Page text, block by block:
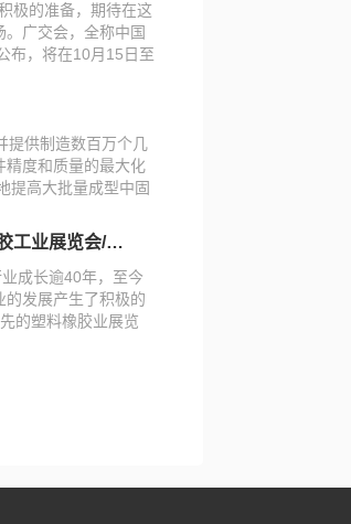
极的准备，期待在这
广交会，全称中国
布，将在10月15日至
提供制造数百万个几
精度和质量的最大化
提高大批量成型中固
2024 国际橡塑展
成长逾40年，至今
的发展产生了积极的
的塑料橡胶业展览